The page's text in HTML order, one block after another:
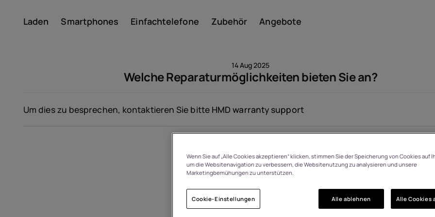
Laden Smartphones Einfachtelefone Zubehör Angebote
14 Aug 2025
Welche Reparaturmöglichkeiten bieten Sie an?
Um dies zu besprechen, kontaktieren Sie bitte HMD warranty support
Wenn Sie auf „Alle Cookies akzeptieren“ klicken, stimmen Sie der Speicherung von Cookies auf
um die Websitenavigation zu verbessern, die Websitenutzung zu analysieren und unsere
Marketingbemühungen zu unterstützen.
Cookie-Einstellungen Alle ablehnen Alle Cookies